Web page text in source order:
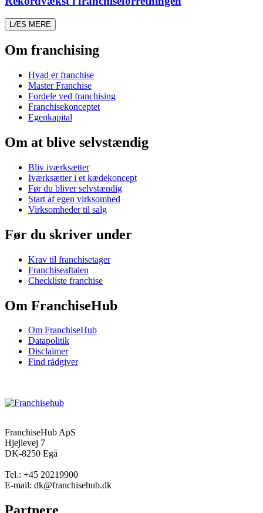
LÆS MERE
Om franchising
Hvad er franchise
Master Franchise
Fordele ved franchising
Franchisekonceptet
Egenkapital
Om at blive selvstændig
Bliv iværksætter
Iværksætter i et kædekoncept
Før du bliver selvstændig
Start af egen virksomhed
Virksomheder til salg
Før du skriver under
Krav til franchisetager
Franchiseaftalen
Checkliste franchise
Om FranchiseHub
Om FranchiseHub
Datapolitik
Disclaimer
Find rådgiver
FranchiseHub ApS
Hjejlevej 7
DK-8250 Egå
Tel.: +45 20219900
E-mail: dk@franchisehub.dk